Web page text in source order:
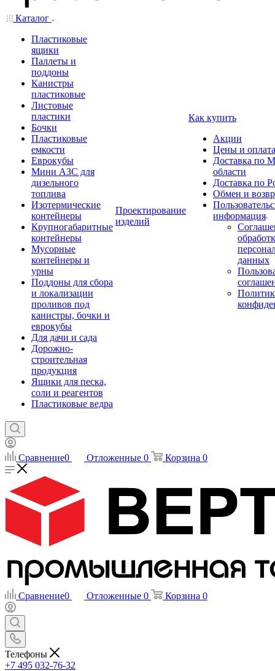
Каталог
Пластиковые
ящики
Паллеты и
поддоны
Канистры
пластиковые
Листовые
пластики
Бочки
Пластиковые
емкости
Еврокубы
Мини АЗС для
дизельного
топлива
Изотермические
контейнеры
Крупногабаритные
контейнеры
Мусорные
контейнеры и
урны
Поддоны для сбора
и локализации
проливов под
канистры, бочки и
еврокубы
Для дачи и сада
Дорожно-
строительная
продукция
Ящики для песка,
соли и реагентов
Пластиковые ведра
Проектирование
изделий
Как купить
Акции
Цены и оплата
Доставка по
области
Доставка по
Обмен и
информация
данных
Сравнение0 Отложенные 0 Корзина 0
Сравнение0 Отложенные 0 Корзина 0
Телефоны
+7 495 032-76-32